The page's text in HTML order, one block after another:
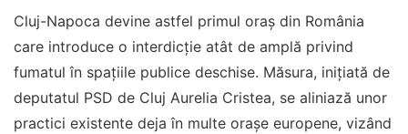
Cluj-Napoca devine astfel primul oraș din România
care introduce o interdicție atât de amplă privind
fumatul în spațiile publice deschise. Măsura, inițiată de
deputatul PSD de Cluj Aurelia Cristea, se aliniază unor
practici existente deja în multe orașe europene, vizând